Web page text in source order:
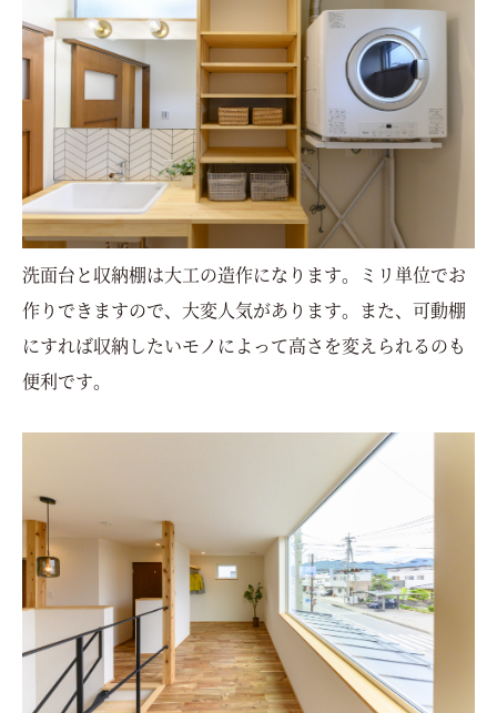
洗面台と収納棚は大工の造作になります。ミリ単位でお
作りできますので、大変人気があります。また、可動棚
にすれば収納したいモノによって高さを変えられるのも
便利です。